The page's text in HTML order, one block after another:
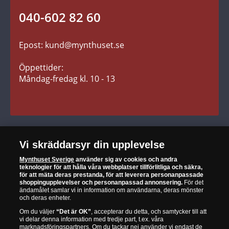
Fraktkostnader
Reklamation
Retur
040-602 82 60
Epost: kund@mynthuset.se
Öppettider:
Måndag-fredag kl. 10 - 13
När du är nöjd är vi nöjda
30 dagars öppet köp
Alltid garanti för äkthet och kvalitet
Vi skräddarsyr din upplevelse
Mynthuset Sverige använder sig av cookies och andra
teknologier för att hålla våra webbplatser tillförlitliga och säkra,
för att mäta deras prestanda, för att leverera personanpassade
shoppingupplevelser och personanpassad annonsering. För det
ändamålet samlar vi in information om användarna, deras mönster
och deras enheter.
Om du väljer“Det är OK”, accepterar du detta, och samtycker till att
vi delar denna information med tredje part, t.ex. våra
marknadsföringspartners. Om du tackarnej använder vi endast de